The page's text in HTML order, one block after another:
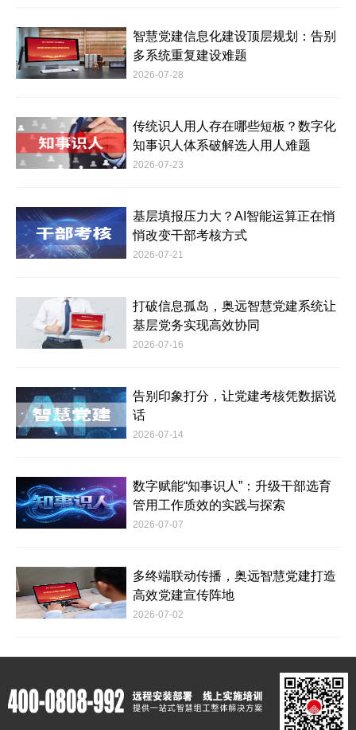
智慧党建信息化建设顶层规划：告别
多系统重复建设难题
2026-07-28
传统识人用人存在哪些短板？数字化
知事识人体系破解选人用人难题
2026-07-23
基层填报压力大？AI智能运算正在悄
悄改变干部考核方式
2026-07-21
打破信息孤岛，奥远智慧党建系统让
基层党务实现高效协同
2026-07-16
告别印象打分，让党建考核凭数据说
话
2026-07-14
数字赋能“知事识人”：升级干部选育
管用工作质效的实践与探索
2026-07-07
多终端联动传播，奥远智慧党建打造
高效党建宣传阵地
2026-07-02